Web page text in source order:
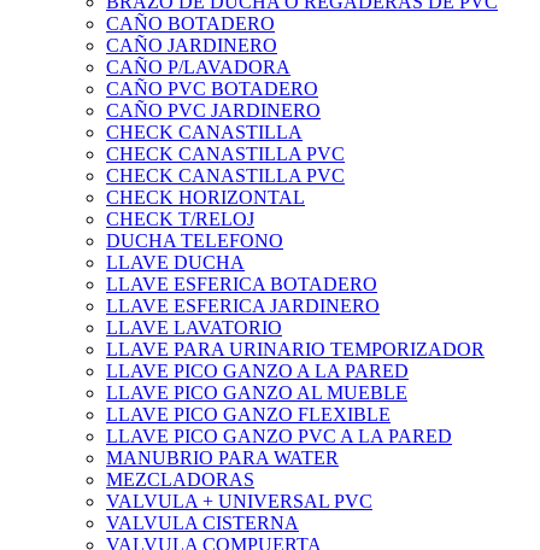
CAÑO BOTADERO
CAÑO JARDINERO
CAÑO P/LAVADORA
CAÑO PVC BOTADERO
CAÑO PVC JARDINERO
CHECK CANASTILLA
CHECK CANASTILLA PVC
CHECK CANASTILLA PVC
CHECK HORIZONTAL
CHECK T/RELOJ
DUCHA TELEFONO
LLAVE DUCHA
LLAVE ESFERICA BOTADERO
LLAVE ESFERICA JARDINERO
LLAVE LAVATORIO
LLAVE PARA URINARIO TEMPORIZADOR
LLAVE PICO GANZO A LA PARED
LLAVE PICO GANZO AL MUEBLE
LLAVE PICO GANZO FLEXIBLE
LLAVE PICO GANZO PVC A LA PARED
MANUBRIO PARA WATER
MEZCLADORAS
VALVULA + UNIVERSAL PVC
VALVULA CISTERNA
VALVULA COMPUERTA